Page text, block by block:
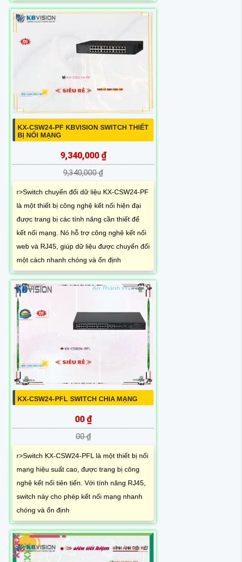
KX-CSW24-PF KBVISION SWITCH THIẾT
BỊ NỐI MẠNG
9,340,000 ₫
9,340,000 ₫
r>Switch chuyển đổi dữ liệu KX-CSW24-PF
là một thiết bị công nghệ kết nối hiện đại
được trang bị các tính năng cần thiết để
kết nối mạng. Nó hỗ trợ công nghệ kết nối
web và RJ45, giúp dữ liệu được chuyển đổi
một cách nhanh chóng và ổn định
KX-CSW24-PFL SWITCH CHIA MẠNG
00 ₫
00 ₫
r>Switch KX-CSW24-PFL là một thiết bị nối
mạng hiệu suất cao, được trang bị công
nghệ kết nối tiên tiến. Với tính năng RJ45,
switch này cho phép kết nối mạng nhanh
chóng và ổn định